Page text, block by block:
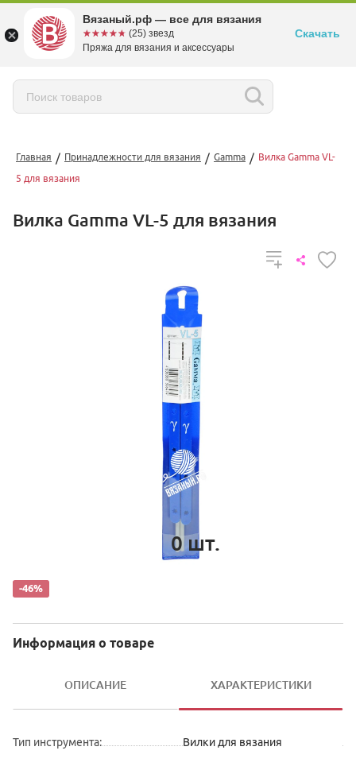
Главная / Принадлежности для вязания / Gamma / Вилка Gamma VL-
5 для вязания
Вилка Gamma VL-5 для вязания
0 шт.
-46%
Информация о товаре
ОПИСАНИЕ ХАРАКТЕРИСТИКИ
Тип инструмента: Вилки для вязания
Вязаный.рф — все для вязания
☆☆☆☆☆
★★★★★ (25) звезд
Пряжа для вязания и аксессуары
Скачать